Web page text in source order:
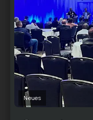
Neues